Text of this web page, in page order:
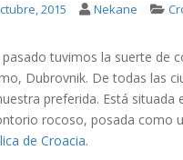
2015 Nekane
pasado tuvimos la suerte de
Dubrovnik. De todas las
preferida. Está
rocoso, posada como
de Croacia.